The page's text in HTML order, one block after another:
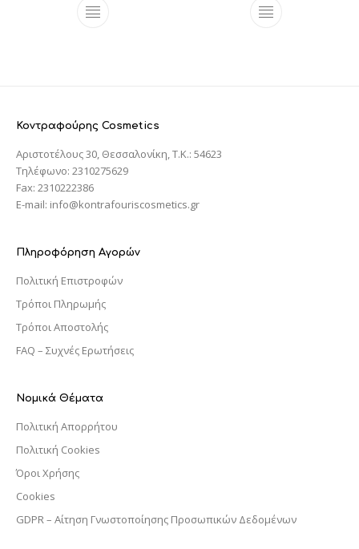
Κοντραφούρης Cosmetics
Αριστοτέλους 30, Θεσσαλονίκη, T.K.: 54623
Τηλέφωνο: 2310275629
Fax: 2310222386
E-mail: info@kontrafouriscosmetics.gr
Πληροφόρηση Αγορών
Πολιτική Επιστροφών
Τρόποι Πληρωμής
Τρόποι Αποστολής
FAQ – Συχνές Ερωτήσεις
Νομικά Θέματα
Πολιτική Απορρήτου
Πολιτική Cookies
Όροι Χρήσης
Cookies
GDPR – Αίτηση Γνωστοποίησης Προσωπικών Δεδομένων